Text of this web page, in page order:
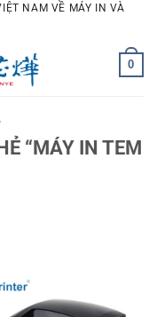
NAM VỀ MÁY IN VÀ
0
“MÁY IN TEM